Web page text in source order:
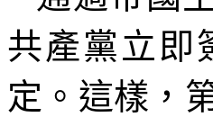
共產黨立即
定。這樣，